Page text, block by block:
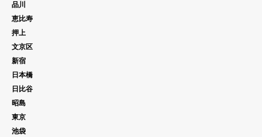
品川
恵比寿
押上
文京区
新宿
日本橋
日比谷
昭島
東京
池袋